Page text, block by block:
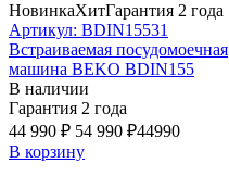
НовинкаХитГарантия 2 года
Артикул: BDIN15531
Встраиваемая посудомоечная
машина BEKO BDIN155
В наличии
Гарантия 2 года
44 990 ₽ 54 990 ₽44990
В корзину